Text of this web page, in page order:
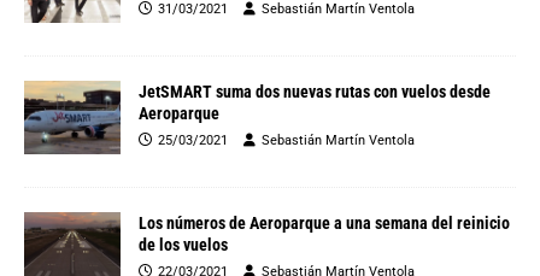
31/03/2021 Sebastián Martín Ventola
JetSMART suma dos nuevas rutas con vuelos desde
Aeroparque
25/03/2021 Sebastián Martín Ventola
Los números de Aeroparque a una semana del reinicio
de los vuelos
22/03/2021 Sebastián Martín Ventola